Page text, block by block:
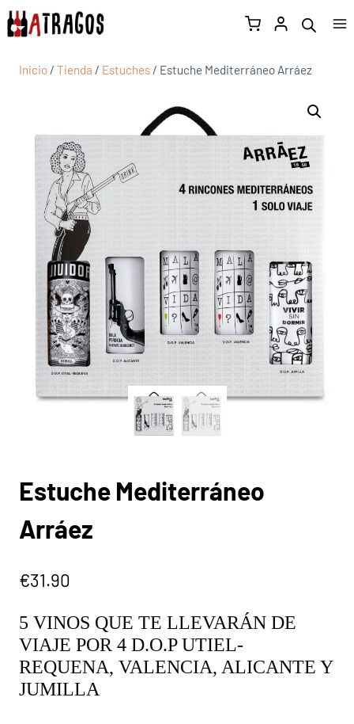
Inicio / Tienda / Estuches / Estuche Mediterráneo Arráez
Estuche Mediterráneo
Arráez
€31.90
5 VINOS QUE TE LLEVARÁN DE
VIAJE POR 4 D.O.P UTIEL-
REQUENA, VALENCIA, ALICANTE Y
JUMILLA